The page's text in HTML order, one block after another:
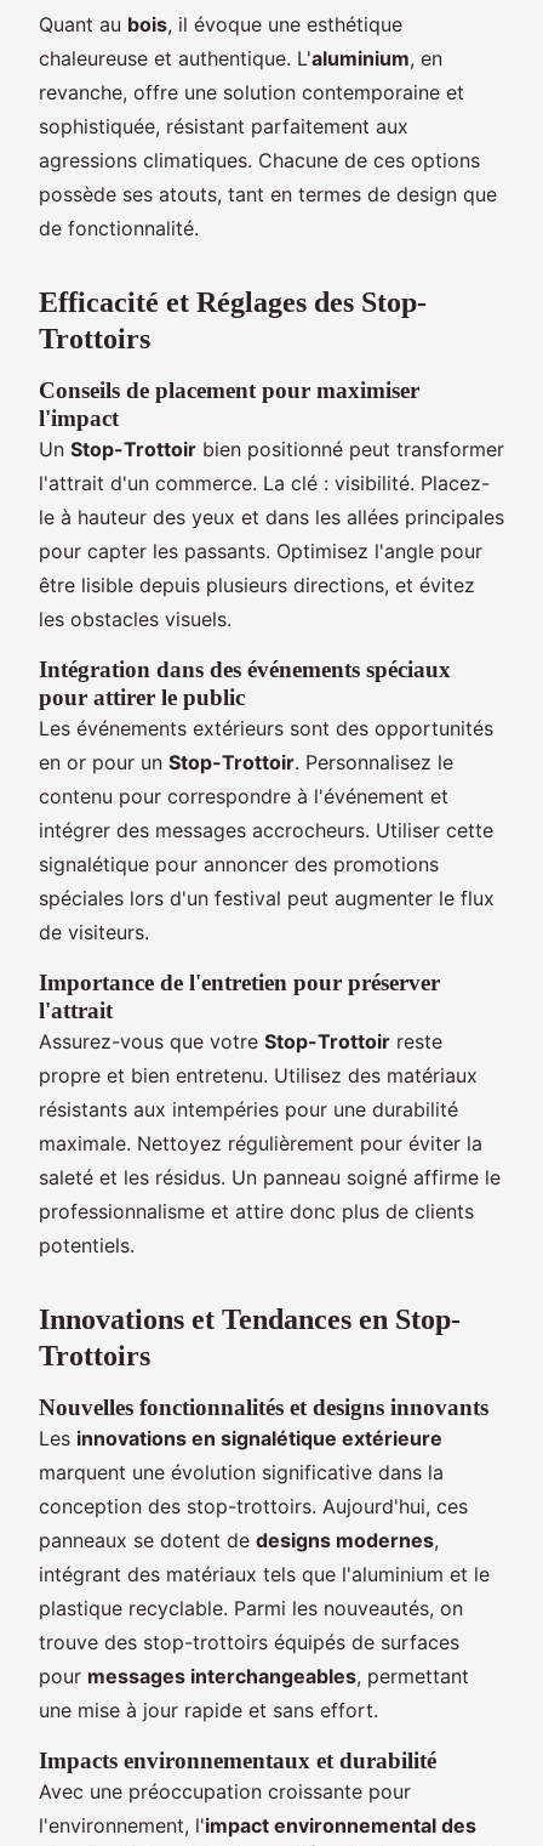
Quant au bois, il évoque une esthétique
chaleureuse et authentique. L'aluminium, en
revanche, offre une solution contemporaine et
sophistiquée, résistant parfaitement aux
agressions climatiques. Chacune de ces options
possède ses atouts, tant en termes de design que
de fonctionnalité.
Efficacité et Réglages des Stop-
Trottoirs
Conseils de placement pour maximiser
l'impact
Un Stop-Trottoir bien positionné peut transformer
l'attrait d'un commerce. La clé : visibilité. Placez-
le à hauteur des yeux et dans les allées principales
pour capter les passants. Optimisez l'angle pour
être lisible depuis plusieurs directions, et évitez
les obstacles visuels.
Intégration dans des événements spéciaux
pour attirer le public
Les événements extérieurs sont des opportunités
en or pour un Stop-Trottoir. Personnalisez le
contenu pour correspondre à l'événement et
intégrer des messages accrocheurs. Utiliser cette
signalétique pour annoncer des promotions
spéciales lors d'un festival peut augmenter le flux
de visiteurs.
Importance de l'entretien pour préserver
l'attrait
Assurez-vous que votre Stop-Trottoir reste
propre et bien entretenu. Utilisez des matériaux
résistants aux intempéries pour une durabilité
maximale. Nettoyez régulièrement pour éviter la
saleté et les résidus. Un panneau soigné affirme le
professionnalisme et attire donc plus de clients
potentiels.
Innovations et Tendances en Stop-
Trottoirs
Nouvelles fonctionnalités et designs innovants
Les innovations en signalétique extérieure
marquent une évolution significative dans la
conception des stop-trottoirs. Aujourd'hui, ces
panneaux se dotent de designs modernes,
intégrant des matériaux tels que l'aluminium et le
plastique recyclable. Parmi les nouveautés, on
trouve des stop-trottoirs équipés de surfaces
pour messages interchangeables, permettant
une mise à jour rapide et sans effort.
Impacts environnementaux et durabilité
Avec une préoccupation croissante pour
l'environnement, l'impact environnemental des